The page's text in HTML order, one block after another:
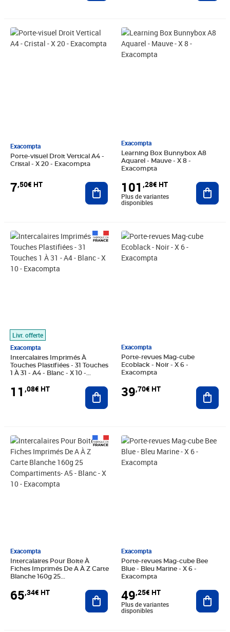
Exacompta
Porte-visuel Droit Vertical A4 -
Cristal - X 20 - Exacompta
7,50€ HT
Prix 7,50€ HT
Ajouter au panier
Exacompta
Learning Box Bunnybox A8
Aquarel - Mauve - X 8 -
Exacompta
101 ,28€ HT
Prix 101,28€ HT
Plus de variantes
disponibles
Livr. offerte
Exacompta
Intercalaires Imprimés À
Touches Plastifiées - 31 Touches
1 À 31 - A4 - Blanc - X 10 -
11 ,08€ HT
Prix 11,08€ HT
Ajouter au panier
Exacompta
Porte-revues Mag-cube
Ecoblack - Noir - X 6 -
Exacompta
39,70€ HT
Prix 39,70€ HT
Exacompta
Intercalaires Pour Boite À
Fiches Imprimés De A À Z Carte
Blanche 160g 25
10 - Exacompta
65,34€ HT
Prix 65,34€ HT
Ajouter au panier
Exacompta
Porte-revues Mag-cube Bee
Blue - Bleu Marine - X 6 -
Exacompta
49,25€ HT
Prix 49,25€ HT
Plus de variantes
disponibles